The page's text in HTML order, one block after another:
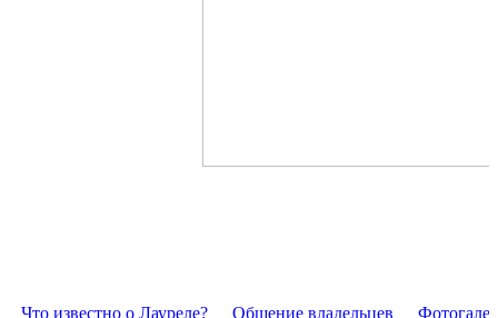
Что известно о Лауреле? Общение владельцев